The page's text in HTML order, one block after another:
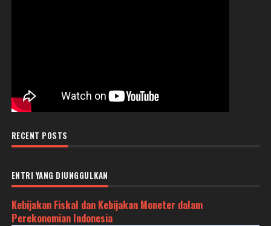
RECENT POSTS
ENTRI YANG DIUNGGULKAN
Kebijakan Fiskal dan Kebijakan Moneter dalam
Perekonomian Indonesia